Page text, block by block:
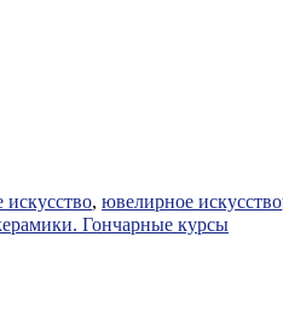
, ювелирное искусство
Гончарные курсы